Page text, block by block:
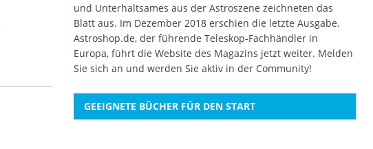
und Unterhaltsames aus der Astroszene zeichneten das
Blatt aus. Im Dezember 2018 erschien die letzte Ausgabe.
Astroshop.de, der führende Teleskop-Fachhändler in
Europa, führt die Website des Magazins jetzt weiter. Melden
Sie sich an und werden Sie aktiv in der Community!
GEEIGNETE BÜCHER FÜR DEN START